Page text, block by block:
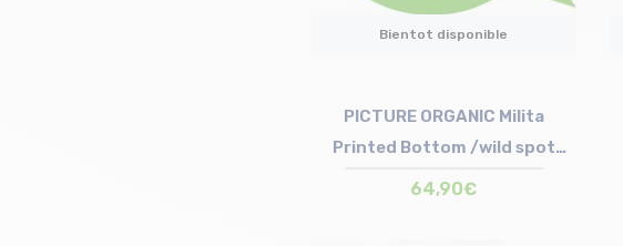
Bientot disponible
PICTURE ORGANIC Milita
Printed Bottom /wild spot
motif
64,90€